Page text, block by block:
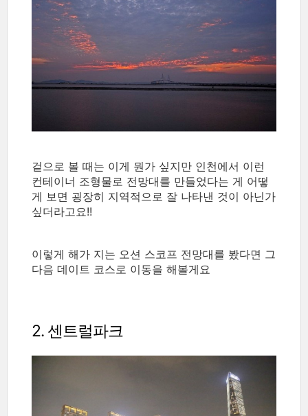
겉으로 볼 때는 이게 뭔가 싶지만 인천에서 이런
컨테이너 조형물로 전망대를 만들었다는 게 어떻
게 보면 굉장히 지역적으로 잘 나타낸 것이 아닌가
싶더라고요!!
이렇게 해가 지는 오션 스코프 전망대를 봤다면 그
다음 데이트 코스로 이동을 해볼게요
2. 센트럴파크